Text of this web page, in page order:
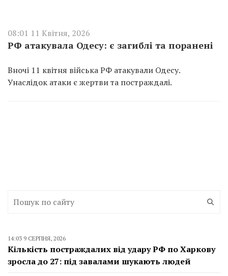
08:01 11 Квітня, 2026
РФ атакувала Одесу: є загиблі та поранені
Вночі 11 квітня війська РФ атакували Одесу.
Унаслідок атаки є жертви та постраждалі.
14:03 9 СЕРПНЯ, 2026
Кількість постраждалих від удару РФ по Харкову
зросла до 27: під завалами шукають людей